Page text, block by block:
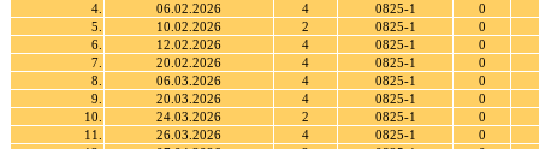
4.
06.02.2026 4 0825-1
0
5.
10.02.2026 2 0825-1
0
6.
12.02.2026 4 0825-1
0
7.
20.02.2026 4 0825-1
0
8.
06.03.2026 4 0825-1
0
9.
20.03.2026 4 0825-1
0
10.
24.03.2026 2 0825-1
0
11.
26.03.2026 4 0825-1
0